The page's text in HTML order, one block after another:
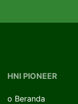
HNI PIONEER
o Beranda